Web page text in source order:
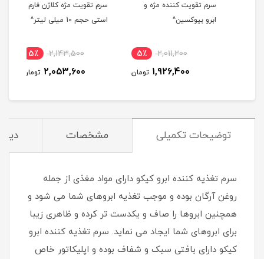
سرم تقویت کننده مژه و
ابرو بیوکسین^
2,011,200 5٪
1,926,400 تومان
سرم تقویت مژه کلاژن فارم
استی حجم 10 میلی لیتر^
2,143,500 5٪
2,053,600 تومان
توضیحات تکمیلی مشخصات
سرم تغذیه کننده ابرو کیکو دارای مواد مغذی از جمله
روغن آرگان بوده و موجب تغذیه ابروهای شما می شود و
همچنین ابروها را صاف و یکدست تر کرده و ظاهری زیبا
برای ابروهای شما ایجاد می نماید. سرم تغذیه کننده ابرو
کیکو دارای بافتی سبک و شفاف بوده و اپلیکاتور خاص